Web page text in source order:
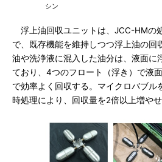
シン
浮上油回収ユニットは、JCC-HMの
で、既存機能を維持しつつ浮上油の回
油や洗浄液に混入した油分は、液面に
ており、4つのフロート（浮き）で液
で効率よく回収する。マイクロバブル
時処理により、回収量を2倍以上増やせ